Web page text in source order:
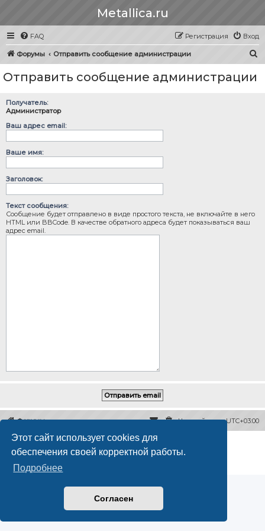
Этот сайт использует cookies для
обеспечения своей корректной работы.
Подробнее
Согласен
Metallica.ru
FAQ Вход
Регистрация
Форумы Отправить сообщение администрации
Отправить сообщение администрации
Получатель:
Администратор
Ваш адрес email:
Ваше имя:
Заголовок:
Текст сообщения:
Сообщение будет отправлено в виде простого текста, не включайте в него
HTML или BBCode. В качестве обратного адреса будет показываться ваш
адрес email.
Форумы Часовой пояс:UTC+03:00
Создано на основеphpBB® Forum Software © phpBB Limited
Русская поддержка phpBB